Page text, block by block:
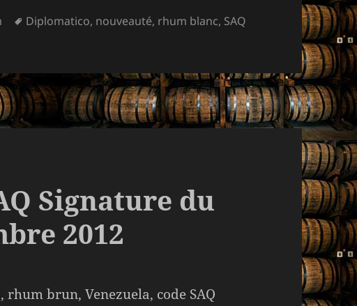
Mots-
Diplomatico, nouveauté, rhum blanc, SAQ
Signature du
2012
brun, Venezuela, code SAQ